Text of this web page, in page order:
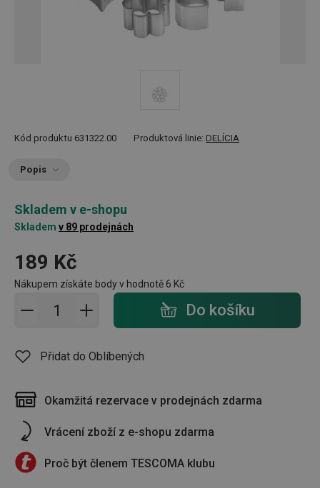
Kód produktu 631322.00 Produktová linie: DELÍCIA
Popis
Skladem v e-shopu
Skladem v 89 prodejnách
189 Kč
Nákupem získáte body v hodnotě6 Kč
Přidat do košíku - počet Do košíku
Přidat do Oblíbených
Okamžitá rezervace v prodejnách zdarma
Vrácení zboží z e-shopu zdarma
Proč být členem TESCOMA klubu